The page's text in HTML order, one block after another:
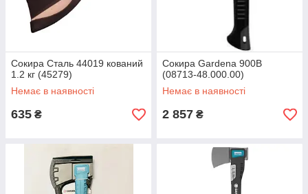
Сокира Сталь 44019 кований
1.2 кг (45279)
Немає в наявності
635 ₴
Сокира Gardena 900B
(08713-48.000.00)
Немає в наявності
2 857 ₴